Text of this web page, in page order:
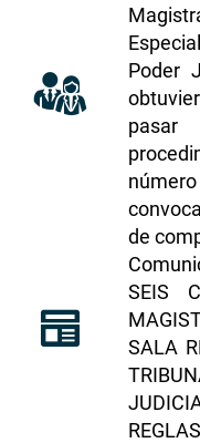
Poder
de
SEIS
SALA